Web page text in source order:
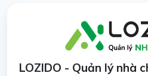
LOZIDO - Quản lý nhà